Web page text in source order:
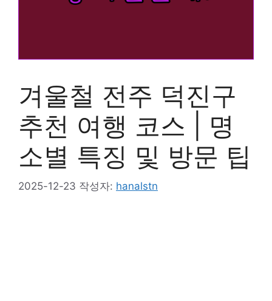
겨울철 전주 덕진구
추천 여행 코스 | 명
소별 특징 및 방문 팁
2025-12-23 작성자: hanalstn